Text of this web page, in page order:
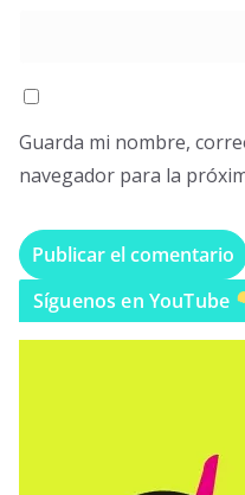
Guarda mi nombre,
navegador para la
Síguenos en YouTube